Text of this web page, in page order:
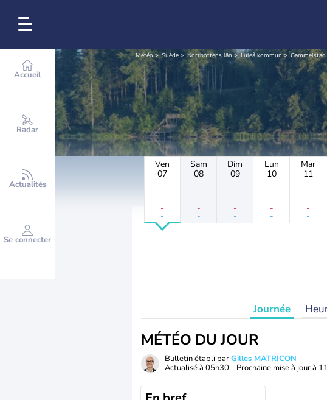
Accueil
Radar
Actualités
Se connecter
Météo Suède Norrbottens län Luleå kommun Gammelstad
Ven
07
-
-
Sam
08
-
-
Dim
09
-
-
Lun
10
-
-
Mar
11
-
-
Journée
MÉTÉO DU JOUR
Bulletin établi parGilles MATRICON
Actualisé à 05h30 - Prochaine mise à jour à